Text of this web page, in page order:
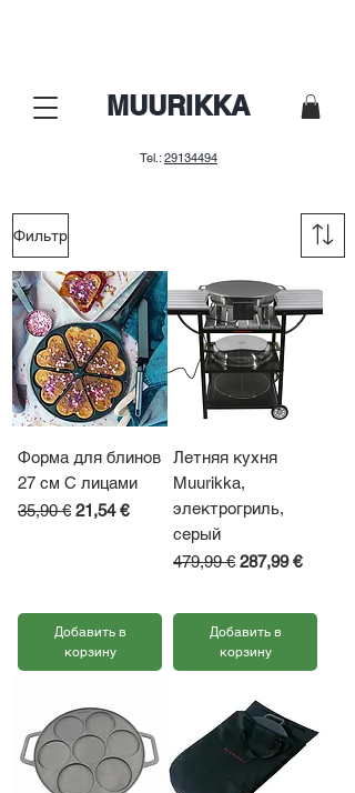
Tel.: 29134494
MUURIKKA
Фильтр
Форма для блинов
27 см С лицами
Обычная цена
35,90 € Цена со скидкой
21,54 €
Добавить в
корзину
Летняя кухня
Muurikka,
электрогриль,
серый
Обычная цена
479,99 € Цена со
287,99 €
Добавить в
корзину